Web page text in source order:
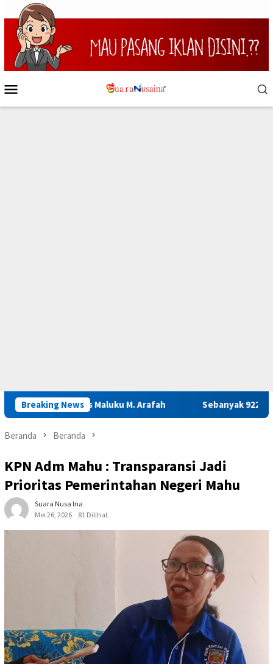
Loncat
ke
konten
Mobile
Breaking News
Maluku M. Arafah Sebanyak 922 Narapidana
Beranda Beranda
KPN Adm Mahu : Transparansi Jadi
Prioritas Pemerintahan Negeri Mahu
Suara Nusa Ina
Mei 26, 2026
81 Dilihat